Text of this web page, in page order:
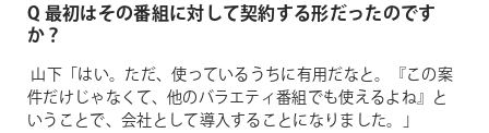
Q 最初はその番組に対して契約する形だったのです
か？
山下「はい。ただ、使っているうちに有用だなと。『この案
件だけじゃなくて、他のバラエティ番組でも使えるよね』と
いうことで、会社として導入することになりました。」